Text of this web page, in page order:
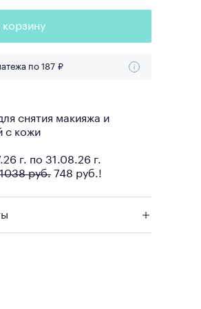
корзину
по 187 ₽
снятия макияжа и
с кожи
г. по 31.08.26 г.
руб. 748 руб.!